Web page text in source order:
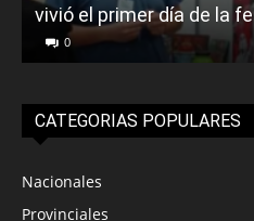
vivió el primer día de la
0
CATEGORIAS POPULARES
Nacionales
Provinciales